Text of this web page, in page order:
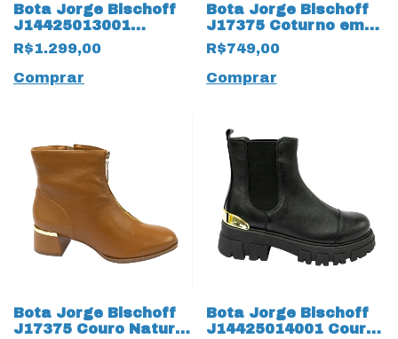
Bota Jorge Bischoff
J14425013001
Coturno em Couro
Natural Verniz 15381
Preto
R$1.299,00
Comprar
Bota Jorge Bischoff
J17375 Coturno em
Couro Natural 15384
Preto
R$749,00
Comprar
Bota Jorge Bischoff
J17375 Couro Natural
Bota Jorge Bischoff
J14425014001 Couro